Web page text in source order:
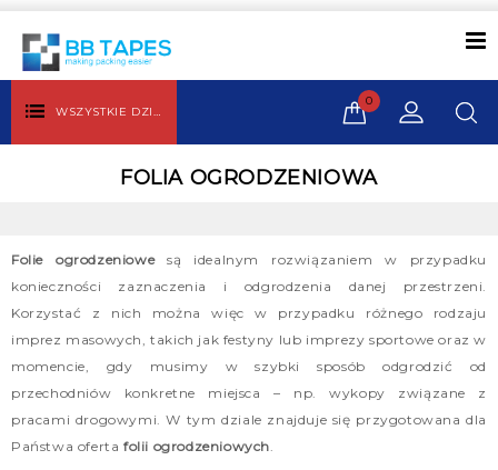
WSZYSTKIE DZIAŁY
0
FOLIA OGRODZENIOWA
Folie ogrodzeniowesą idealnym rozwiązaniem w przypadku
konieczności zaznaczenia i odgrodzenia danej przestrzeni.
Korzystać z nich można więc w przypadku różnego rodzaju
imprez masowych, takich jak festyny lub imprezy sportowe oraz w
momencie, gdy musimy w szybki sposób odgrodzić od
przechodniów konkretne miejsca – np. wykopy związane z
pracami drogowymi. W tym dziale znajduje się przygotowana dla
Państwa oferta folii ogrodzeniowych.